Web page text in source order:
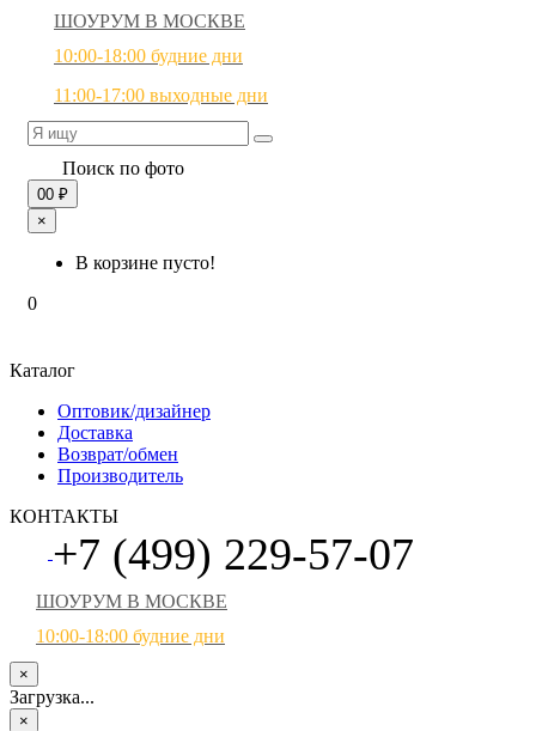
ШОУРУМ В МОСКВЕ
10:00-18:00 будние дни
11:00-17:00 выходные дни
Поиск по фото
00 ₽
×
В корзине пусто!
0
Каталог
Оптовик/дизайнер
Доставка
Возврат/обмен
Производитель
КОНТАКТЫ
+7 (499) 229-57-07
ШОУРУМ В МОСКВЕ
10:00-18:00 будние дни
×
Загрузка...
×